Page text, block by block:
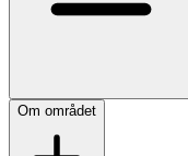
Om området